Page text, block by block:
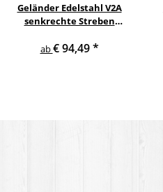
Geländer Edelstahl V2A
senkrechte Streben
ab€ 94,49*